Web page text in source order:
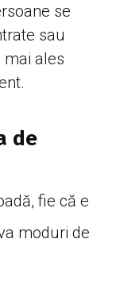
se
sau
mai ales
de
fie că e
moduri de